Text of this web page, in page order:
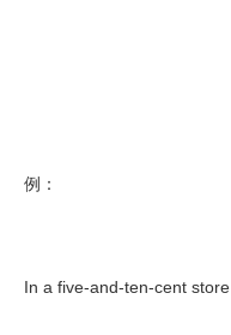
例：
In a five-and-ten-cent store ,